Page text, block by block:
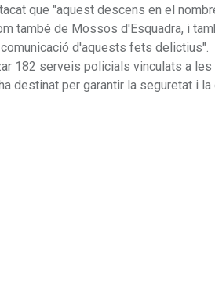
que "aquest descens en el
també de Mossos d'Esquadra, i
d'aquests fets delictius".
182 serveis policials vinculats a
destinat per garantir la seguretat i la